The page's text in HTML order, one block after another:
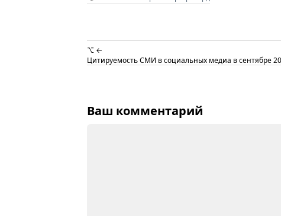
⌥ ←
Цитируемость СМИ в социальных медиа в сентябре
Ваш комментарий